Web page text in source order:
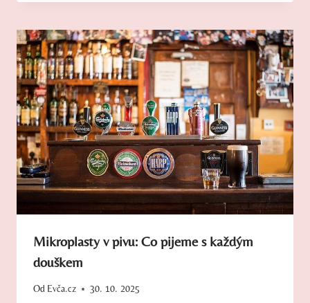
Mikroplasty v pivu: Co pijeme s každým
douškem
Od Evča.cz 30. 10. 2025